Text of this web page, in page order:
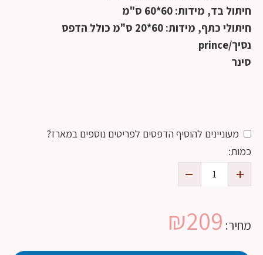
חיתול בד, מידות: 60*60 ס"מ
חיתולי כתף, מידות: 60*20 ס"מ כולל הדפס
נסיך/prince
סינר
מעוניינים להוסיף הדפסים לפריטים נוספים במארז?
כמות:
מחיר: ₪209